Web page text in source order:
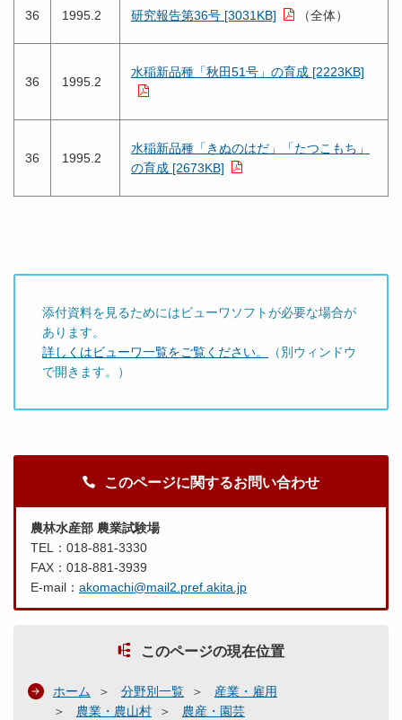
36 1995.2 研究報告第36号 [3031KB] （全体）
36 1995.2
水稲新品種「秋田51号」の育成 [2223KB]
36 1995.2
水稲新品種「きぬのはだ」「たつこもち」
の育成 [2673KB]
添付資料を見るためにはビューワソフトが必要な場合が
あります。
詳しくはビューワ一覧をご覧ください。
（別ウィンドウ
で開きます。）
このページに関するお問い合わせ
農林水産部 農業試験場
TEL：018-881-3330
FAX：018-881-3939
E-mail： akomachi@mail2.pref.akita.jp
このページの現在位置
ホーム 分野別一覧
産業・雇用
農業・農山村
農産・園芸